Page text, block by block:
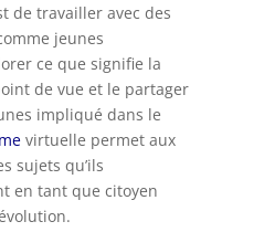
de travailler avec des
jeunes
ce que signifie la
de vue et le partager
impliqué dans le
virtuelle permet aux
sujets qu’ils
en tant que citoyen